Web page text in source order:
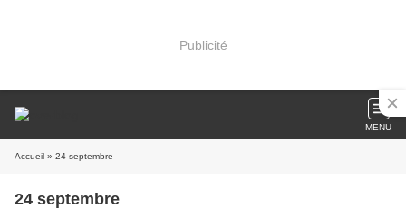
Publicité
MENU
Accueil » 24 septembre
24 septembre